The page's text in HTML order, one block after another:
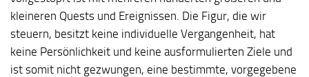
kleineren Quests und Ereignissen. Die Figur, die wir
steuern, besitzt keine individuelle Vergangenheit, hat
keine Persönlichkeit und keine ausformulierten Ziele und
ist somit nicht gezwungen, eine bestimmte, vorgegebene